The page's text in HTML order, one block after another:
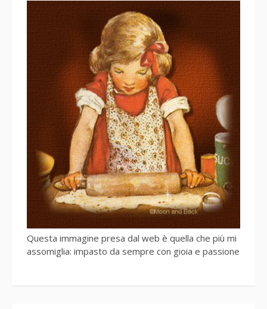
Questa immagine presa dal web è quella che più mi
assomiglia: impasto da sempre con gioia e passione